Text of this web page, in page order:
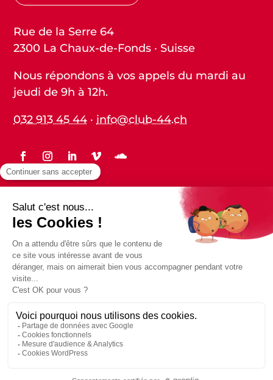
Rue de la Serre 64
2300 La Chaux-de-Fonds · Suisse
Nous répondons à vos appels du mardi au
jeudi de 9h à 12h.
032 913 45 44 ·info@club-44.ch
Protection des données